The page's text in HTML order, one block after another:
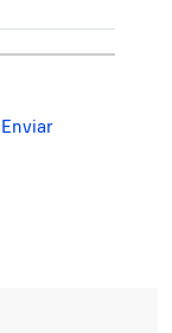
Enviar